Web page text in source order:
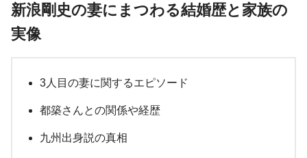
新浪剛史の妻にまつわる結婚歴と家族の
実像
3人目の妻に関するエピソード
都築さんとの関係や経歴
九州出身説の真相